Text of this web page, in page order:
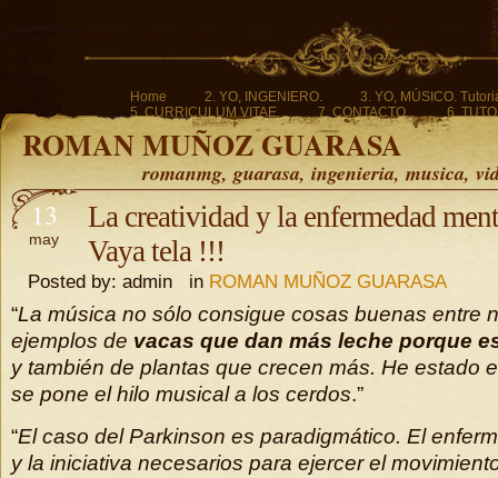
Home 2. YO, INGENIERO.
3. YO, MÚSICO.
5. CURRICULUM VITAE.
7. CONTACTO. 6.
ROMAN MUÑOZ GUARASA
romanmg, guarasa, ingenieria, musica,
13
may
La creatividad y la enfermedad
Vaya tela !!!
Posted by: admin in ROMAN MUÑOZ GUARASA
“La música no sólo consigue cosas buenas entre
ejemplos de vacas que dan más leche porque
y también de plantas que crecen más. He estado
se pone el hilo musical a los cerdos.”
“El caso del Parkinson es paradigmático. El
y la iniciativa necesarios para ejercer el